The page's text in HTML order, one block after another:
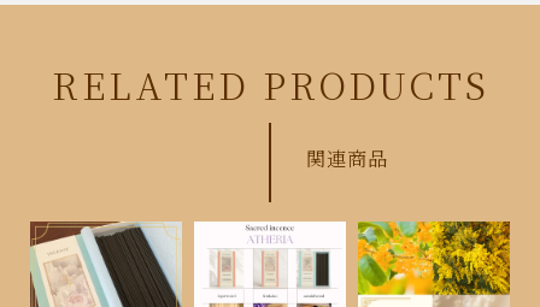
RELATED PRODUCTS
関連商品